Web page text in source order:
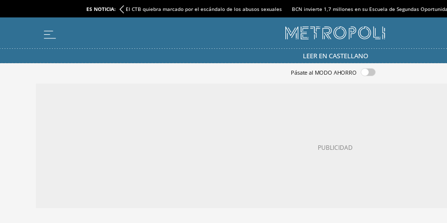
ES NOTICIA: El CTB quiebra marcado por el escándalo de los abusos sexuales BCN invierte 1,7 millones en su Escuela de Segundas
LEER EN CASTELLANO
Pásate al MODO AHORRO